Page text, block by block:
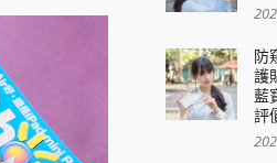
航、頂尖影音娛樂效能~
Xiaomi 14 開箱 評測
設備連接~
掌機
、拍攝功能最好玩的美拍神機
箱 評測
防
護
藍
評